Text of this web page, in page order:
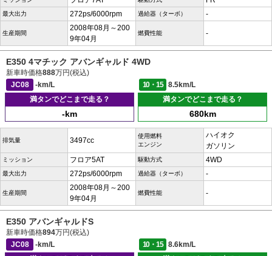
最大出力 272ps/6000rpm 過給器（ターボ） -
生産期間
2008年08月～200
9年04月
燃費性能 -
E350 4マチック アバンギャルド 4WD
新車時価格888万円(税込)
JC08
-km/L 10・15
8.5km/L
満タンでどこまで走る？
-km
満タンでどこまで走る？
680km
排気量 3497cc
使用燃料
エンジン
ハイオク
ガソリン
ミッション フロア5AT 駆動方式 4WD
最大出力 272ps/6000rpm 過給器（ターボ） -
生産期間
2008年08月～200
9年04月
燃費性能 -
E350 アバンギャルドS
新車時価格894万円(税込)
JC08
-km/L 10・15
8.6km/L